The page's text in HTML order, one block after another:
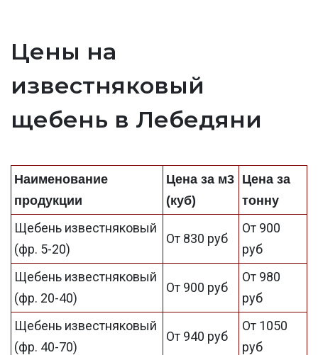
Цены на
известняковый
щебень в Лебедяни
Наименование
продукции
Цена за м3
(куб)
Цена за
тонну
Щебень известняковый
(фр. 5-20)
От 830 руб
От 900
руб
Щебень известняковый
(фр. 20-40)
От 900 руб
От 980
руб
Щебень известняковый
(фр. 40-70)
От 940 руб
От 1050
руб